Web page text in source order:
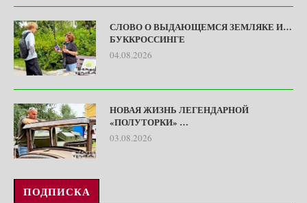
СЛОВО О ВЫДАЮЩЕМСЯ ЗЕМЛЯКЕ И…
БУККРОССИНГЕ
04.08.2026
НОВАЯ ЖИЗНЬ ЛЕГЕНДАРНОЙ
«ПОЛУТОРКИ» …
03.08.2026
ПОДПИСКА